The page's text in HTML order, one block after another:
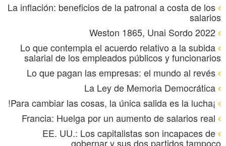
La inflación: beneficios de la patronal a costa de los
salarios
Lo que contempla el acuerdo relativo a la subida
salarial de los empleados públicos y funcionarios
¡Para cambiar las cosas, la única salida es la lucha!
EE. UU.: Los capitalistas son incapaces de
gobernar y sus dos partidos tampoco